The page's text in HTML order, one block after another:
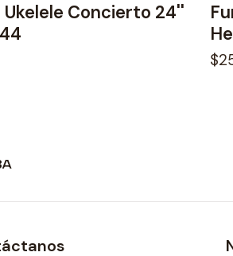
Ukelele Concierto 24''